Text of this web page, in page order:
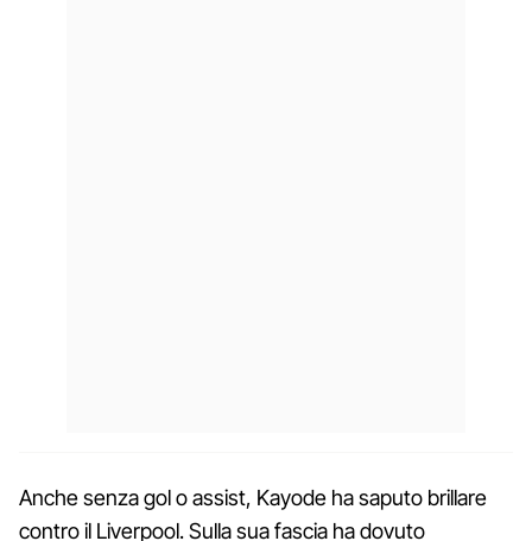
Anche senza gol o assist, Kayode ha saputo brillare
contro il Liverpool. Sulla sua fascia ha dovuto